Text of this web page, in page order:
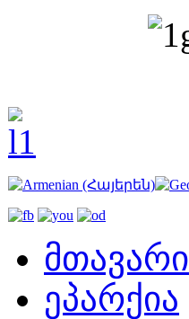
მთავარი
ეპარქია